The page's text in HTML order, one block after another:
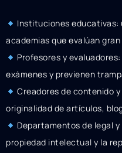
Instituciones educativas:
academias que evalúan
Profesores y
exámenes y previenen
Creadores de contenido
originalidad de artículos,
Departamentos de legal
propiedad intelectual y la